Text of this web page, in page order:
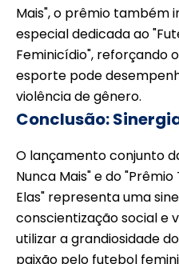
Mais", o prêmio também
especial dedicada ao
Feminicídio", reforçando
esporte pode
violência de gênero.
Conclusão:
O lançamento conjunto
Nunca Mais" e do
Elas" representa uma
conscientização social e
utilizar a grandiosidade
paixão pelo futebol